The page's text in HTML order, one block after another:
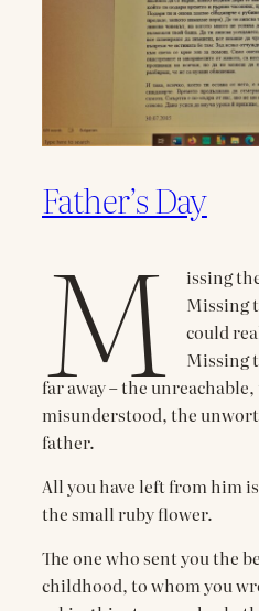
Father’s Day
M
issing
Missing
could
Missing
far away – the
misunderstood, the
father.
All you have left from him
the small ruby flower.
The one who sent you the
childhood, to whom you